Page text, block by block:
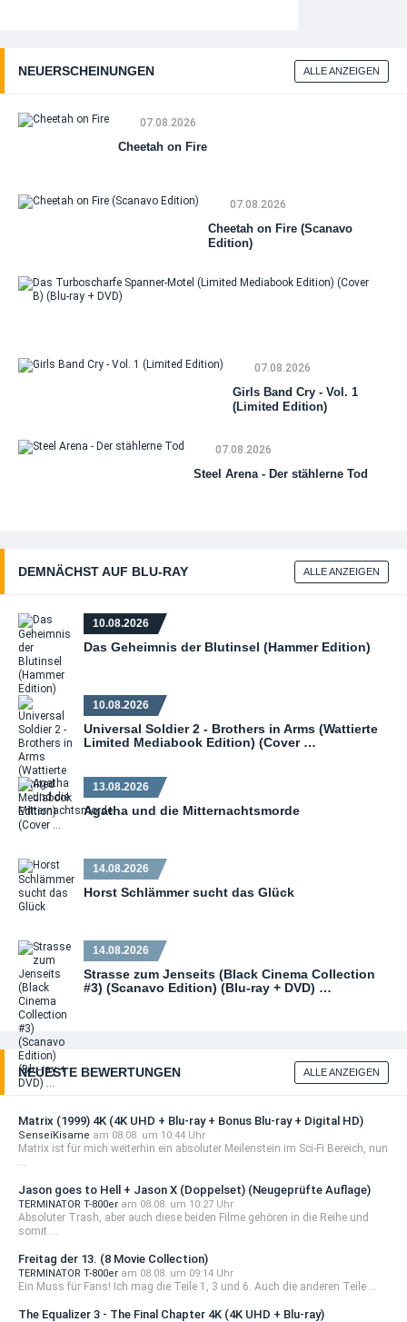
NEUERSCHEINUNGEN ALLE ANZEIGEN
07.08.2026
Cheetah on Fire
07.08.2026
Cheetah on Fire (Scanavo
Edition)
07.08.2026
Girls Band Cry - Vol. 1
(Limited Edition)
07.08.2026
Steel Arena - Der stählerne Tod
DEMNÄCHST AUF BLU‑RAY ALLE ANZEIGEN
10.08.2026
Das Geheimnis der Blutinsel (Hammer Edition)
10.08.2026
Universal Soldier 2 - Brothers in Arms (Wattierte
Limited Mediabook Edition) (Cover …
13.08.2026
Agatha und die Mitternachtsmorde
14.08.2026
Horst Schlämmer sucht das Glück
14.08.2026
Strasse zum Jenseits (Black Cinema Collection
#3) (Scanavo Edition) (Blu-ray + DVD) …
NEUESTE BEWERTUNGEN ALLE ANZEIGEN
Matrix (1999) 4K (4K UHD + Blu-ray + Bonus Blu-ray + Digital HD)
SenseiKisame am 08.08. um 10:44 Uhr
Matrix ist für mich weiterhin ein absoluter Meilenstein im Sci-Fi Bereich, nun
...
Jason goes to Hell + Jason X (Doppelset) (Neugeprüfte Auflage)
TERMINATOR T-800er am 08.08. um 10:27 Uhr
Absoluter Trash, aber auch diese beiden Filme gehören in die Reihe und
somit ...
Freitag der 13. (8 Movie Collection)
TERMINATOR T-800er am 08.08. um 09:14 Uhr
Ein Muss für Fans! Ich mag die Teile 1, 3 und 6. Auch die anderen Teile ...
The Equalizer 3 - The Final Chapter 4K (4K UHD + Blu-ray)